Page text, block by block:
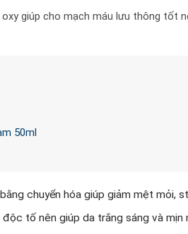
giúp cho mạch máu lưu thông tốt
50ml
chuyển hóa giúp giảm mệt mỏi,
tố nên giúp da trắng sáng và mịn